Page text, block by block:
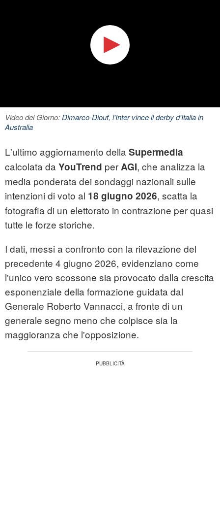
Video del Giorno:Dimarco-Diouf, l'Inter vince il derby d'Italia in
Australia
L'ultimo aggiornamento della Supermedia
calcolata da YouTrend perAGI, che analizza la
media ponderata dei sondaggi nazionali sulle
intenzioni di voto al 18 giugno 2026, scatta la
fotografia di un elettorato in contrazione per quasi
tutte le forze storiche.
I dati, messi a confronto con la rilevazione del
precedente 4 giugno 2026, evidenziano come
l'unico vero scossone sia provocato dalla crescita
esponenziale della formazione guidata dal
Generale Roberto Vannacci, a fronte di un
generale segno meno che colpisce sia la
maggioranza che l'opposizione.